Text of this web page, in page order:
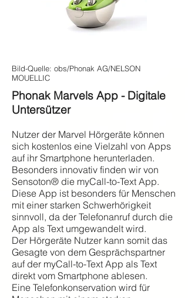
Bild-Quelle: obs/Phonak AG/NELSON
MOUELLIC
Phonak Marvels App - Digitale
Untersützer
Nutzer der Marvel Hörgeräte können
sich kostenlos eine Vielzahl von Apps
auf ihr Smartphone herunterladen.
Besonders innovativ finden wir von
Sensoton® die myCall-to-Text App.
Diese App ist besonders für Menschen
mit einer starken Schwerhörigkeit
sinnvoll, da der Telefonanruf durch die
App als Text umgewandelt wird.
Der Hörgeräte Nutzer kann somit das
Gesagte von dem Gesprächspartner
auf der myCall-to-Text App als Text
direkt vom Smartphone ablesen.
Eine Telefonkonservation wird für